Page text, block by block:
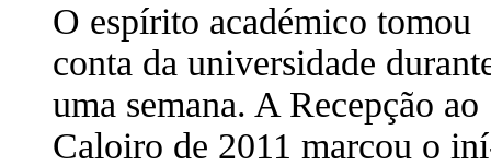
O espí­rito académico tomou
conta da universidade
uma semana. A Recepção ao
Caloiro de 2011 marcou o